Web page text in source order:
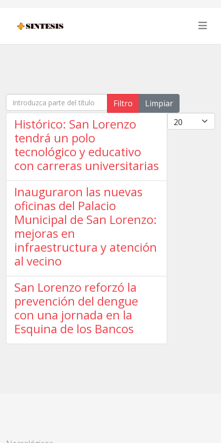
Introduzca parte del título Filtro
Limpiar
Cantidad
Histórico: San Lorenzo
tendrá un polo
tecnológico y educativo
con carreras universitarias
Inauguraron las nuevas
oficinas del Palacio
Municipal de San Lorenzo:
mejoras en
infraestructura y atención
al vecino
San Lorenzo reforzó la
prevención del dengue
con una jornada en la
Esquina de los Bancos